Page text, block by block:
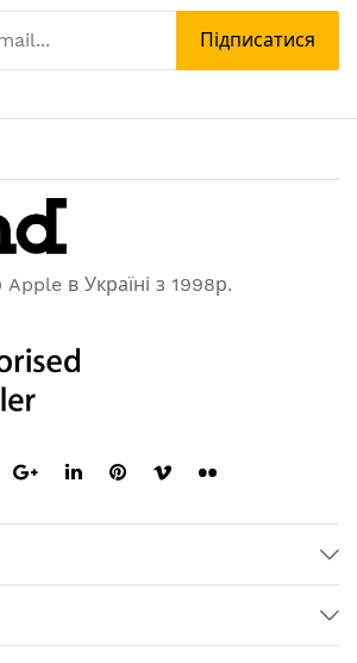
Підписатися
в Україні з 1998р.